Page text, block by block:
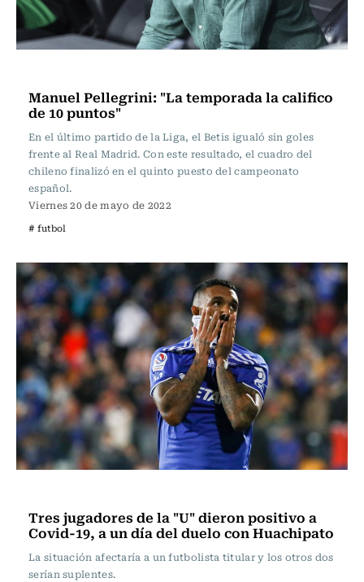
Manuel Pellegrini: "La temporada la califico
de 10 puntos"
En el último partido de la Liga, el Betis igualó sin goles
frente al Real Madrid. Con este resultado, el cuadro del
chileno finalizó en el quinto puesto del campeonato
español.
Viernes 20 de mayo de 2022
# futbol
Tres jugadores de la "U" dieron positivo a
Covid-19, a un día del duelo con Huachipato
La situación afectaría a un futbolista titular y los otros dos
serían suplentes.